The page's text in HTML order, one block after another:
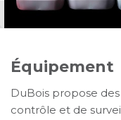
Équipement
DuBois propose
contrôle et de